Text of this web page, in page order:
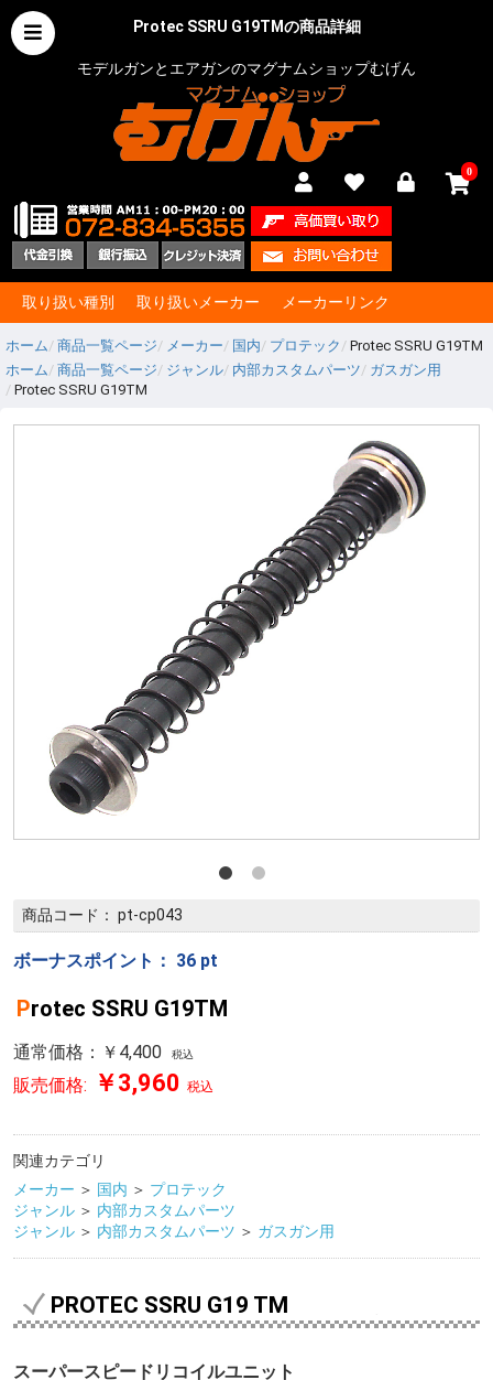
Protec SSRU G19TMの商品詳細
モデルガンとエアガンのマグナムショップむげん
0
取り扱い種別 取り扱いメーカー メーカーリンク
ホーム 商品一覧ページ メーカー 国内 プロテック
Protec SSRU G19TM
ホーム 商品一覧ページ ジャンル 内部カスタムパーツ
ガスガン用
Protec SSRU G19TM
商品コード： pt-cp043
ボーナスポイント： 36 pt
Protec SSRU G19TM
通常価格：￥4,400 税込
販売価格: ￥3,960 税込
関連カテゴリ
メーカー ＞ 国内 ＞ プロテック
ジャンル ＞ 内部カスタムパーツ
ジャンル ＞ 内部カスタムパーツ ＞ ガスガン用
PROTEC SSRU G19 TM
スーパースピードリコイルユニット